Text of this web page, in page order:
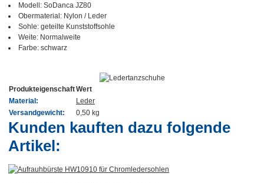
Modell: SoDanca JZ80
Obermaterial: Nylon / Leder
Sohle: geteilte Kunststoffsohle
Weite: Normalweite
Farbe: schwarz
ProdukteigenschaftWert
Material:
Leder
Versandgewicht:
0,50 kg
Kunden kauften dazu folgende
Artikel: